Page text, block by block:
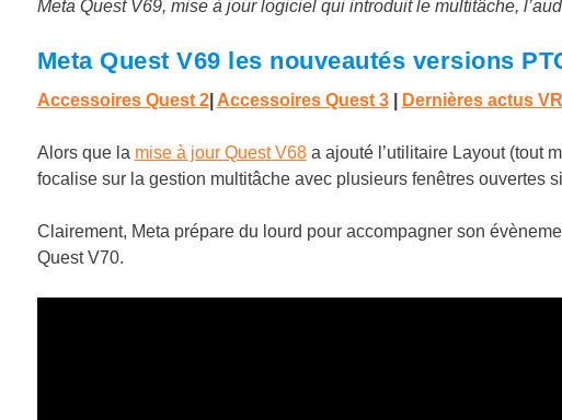
Meta Quest V69, mise à jour logiciel qui introduit le multitâche,
Meta Quest V69 les nouveautés versions
Accessoires Quest 2| Accessoires Quest 3 Dernières actus VR
Alors que la mise à jour Quest V68a ajouté l’utilitaire Layout (tout
focalise sur la gestion multitâche avec plusieurs fenêtres ouvertes
Clairement, Meta prépare du lourd pour accompagner son
Quest V70.